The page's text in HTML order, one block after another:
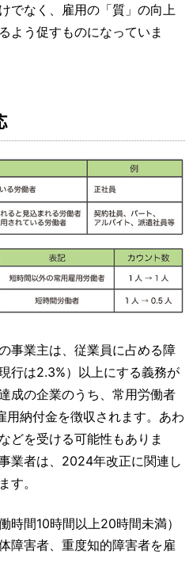
でなく、雇用の「質」の向上
よう促すものになっていま
事業主は、従業員に占める障
行は2.3%）以上にする義務が
成の企業のうち、常用労働者
用納付金を徴収されます。あわ
どを受ける可能性もありま
業者は、2024年改正に関連し
す。
時間10時間以上20時間未満）
障害者、重度知的障害者を雇